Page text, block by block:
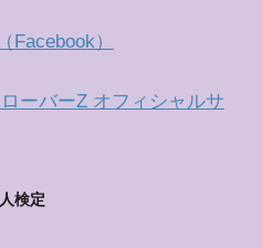
Facebook）
ーバーZ オフィシャルサ
検定